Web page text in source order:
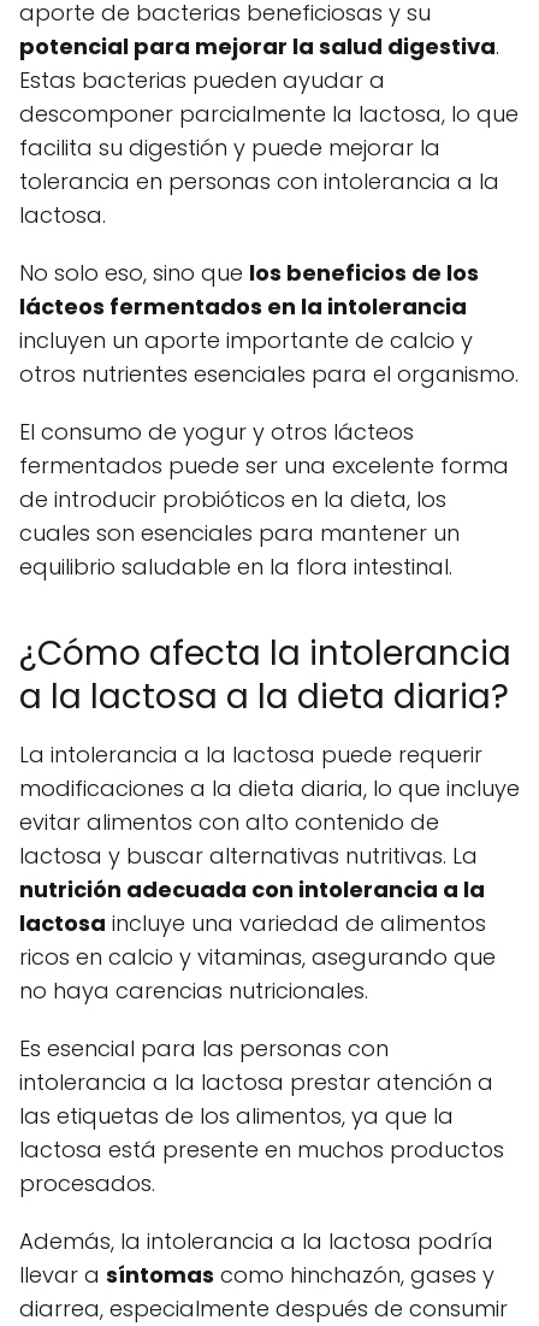
aporte de bacterias beneficiosas y su
potencial para mejorar la salud digestiva.
Estas bacterias pueden ayudar a
descomponer parcialmente la lactosa, lo que
facilita su digestión y puede mejorar la
tolerancia en personas con intolerancia a la
lactosa.
No solo eso, sino que los beneficios de los
lácteos fermentados en la intolerancia
incluyen un aporte importante de calcio y
otros nutrientes esenciales para el organismo.
El consumo de yogur y otros lácteos
fermentados puede ser una excelente forma
de introducir probióticos en la dieta, los
cuales son esenciales para mantener un
equilibrio saludable en la flora intestinal.
¿Cómo afecta la intolerancia
a la lactosa a la dieta diaria?
La intolerancia a la lactosa puede requerir
modificaciones a la dieta diaria, lo que incluye
evitar alimentos con alto contenido de
lactosa y buscar alternativas nutritivas. La
nutrición adecuada con intolerancia a la
lactosa incluye una variedad de alimentos
ricos en calcio y vitaminas, asegurando que
no haya carencias nutricionales.
Es esencial para las personas con
intolerancia a la lactosa prestar atención a
las etiquetas de los alimentos, ya que la
lactosa está presente en muchos productos
procesados.
Además, la intolerancia a la lactosa podría
llevar a síntomas como hinchazón, gases y
diarrea, especialmente después de consumir